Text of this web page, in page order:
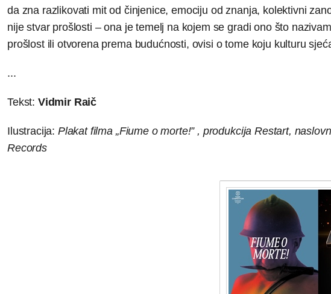
da zna razlikovati mit od činjenice, emociju od znanja, kolektivni
nije stvar prošlosti – ona je temelj na kojem se gradi ono što
prošlost ili otvorena prema budućnosti, ovisi o tome koju kulturu
...
Tekst: Vidmir Raič
Ilustracija: Plakat filma „Fiume o morte!” , produkcija Restart,
Records